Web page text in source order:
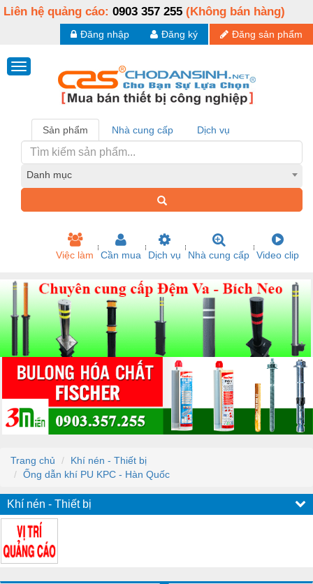
Liên hệ quảng cáo: 0903 357 255 (Không bán hàng)
Đăng sản phẩm
Đăng ký
Đăng nhập
Sản phẩm Nhà cung cấp Dịch vụ
Danh mục
Việc làm Cần mua Dịch vụ Nhà cung cấp Video clip
Trang chủ
Khí nén - Thiết bị
Ống dẫn khí PU KPC - Hàn Quốc
Khí nén - Thiết bị